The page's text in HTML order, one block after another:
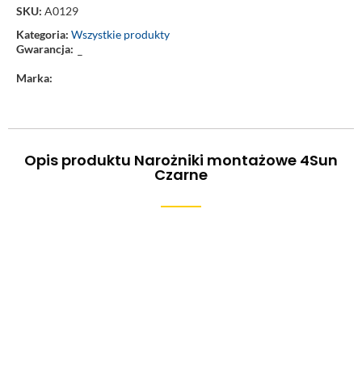
SKU: A0129
Kategoria: Wszystkie produkty
Gwarancja: –
Marka:
Opis produktu Narożniki montażowe 4Sun
Czarne